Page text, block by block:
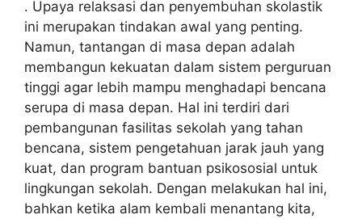
. Upaya relaksasi dan penyembuhan skolastik
ini merupakan tindakan awal yang penting.
Namun, tantangan di masa depan adalah
membangun kekuatan dalam sistem perguruan
tinggi agar lebih mampu menghadapi bencana
serupa di masa depan. Hal ini terdiri dari
pembangunan fasilitas sekolah yang tahan
bencana, sistem pengetahuan jarak jauh yang
kuat, dan program bantuan psikososial untuk
lingkungan sekolah. Dengan melakukan hal ini,
bahkan ketika alam kembali menantang kita,